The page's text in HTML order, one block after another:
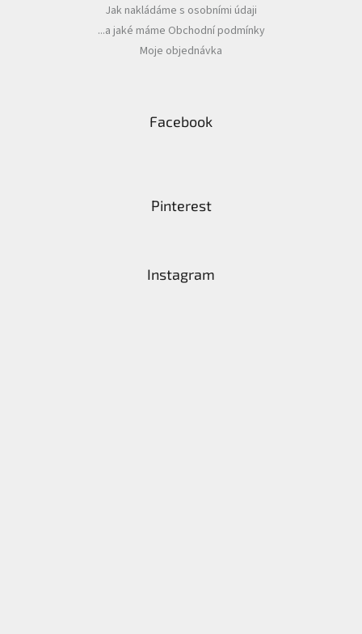
Jak nakládáme s osobními údaji
...a jaké máme Obchodní podmínky
Moje objednávka
Facebook
Pinterest
Instagram